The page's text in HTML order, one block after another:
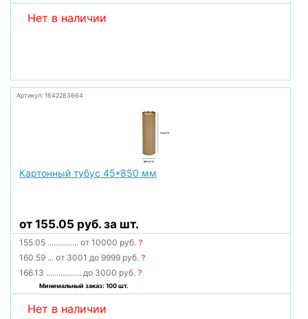
Нет в наличии
Артикул: 1642283664
Картонный тубус 45*850 мм
от 155.05 руб. за шт.
155.05 ............... от 10000 руб.?
160.59 ... от 3001 до 9999 руб.?
166.13 ................. до 3000 руб.?
Минимальный заказ: 100 шт.
Нет в наличии